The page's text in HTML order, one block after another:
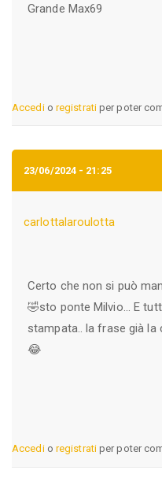
Grande Max69
Accedio registratiper poter
23/06/2024 - 21:25
carlottalaroulotta
Certo che non si può
🤣sto ponte Milvio... E
stampata.. la frase già
😂
Accedio registratiper poter